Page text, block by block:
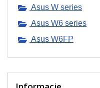
pojawiające się
jasność ekranu.
W
Asus W series
Asus W6 series
Asus W6FP